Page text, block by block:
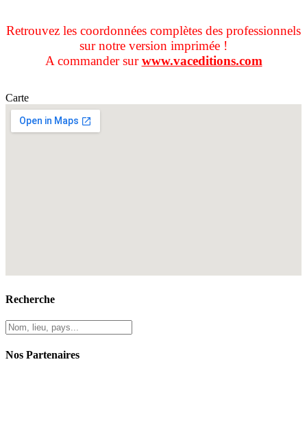
Retrouvez les coordonnées complètes des professionnels
sur notre version imprimée !
A commander surwww.vaceditions.com
Carte
Recherche
Nos Partenaires